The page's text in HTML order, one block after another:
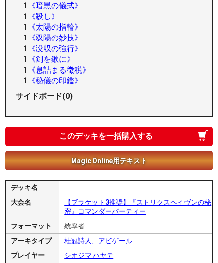
1
《暗黒の儀式》
1
《殺し》
1
《太陽の指輪》
1
《双陽の妙技》
1
《没収の強行》
1
《剣を鍬に》
1
《息詰まる徴税》
1
《秘儀の印鑑》
サイドボード(0)
このデッキを一括購入する
Magic Online用テキスト
デッキ名
大会名
【ブラケット3推奨】『ストリクスヘイヴンの秘
密』コマンダーパーティー
フォーマット
統率者
アーキタイプ
桂冠詩人、アビゲール
プレイヤー
シオジマ ハヤテ